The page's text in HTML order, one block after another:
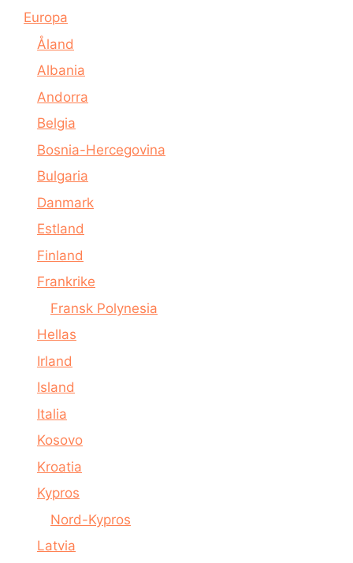
Europa
Åland
Albania
Andorra
Belgia
Bosnia-Hercegovina
Bulgaria
Danmark
Estland
Finland
Frankrike
Fransk Polynesia
Hellas
Irland
Island
Italia
Kosovo
Kroatia
Kypros
Nord-Kypros
Latvia